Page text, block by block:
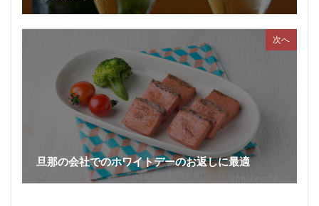
次へ
旦那の会社でのホワイトデーのお返しに最適